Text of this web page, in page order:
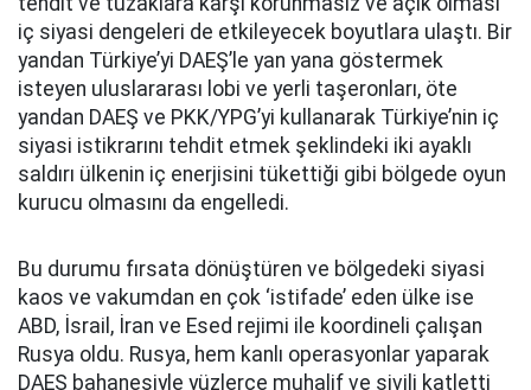
iç siyasi dengeleri de etkileyecek boyutlara ulaştı. Bir
yandan Türkiye’yi DAEŞ’le yan yana göstermek
isteyen uluslararası lobi ve yerli taşeronları, öte
yandan DAEŞ ve PKK/YPG’yi kullanarak Türkiye’nin iç
siyasi istikrarını tehdit etmek şeklindeki iki ayaklı
saldırı ülkenin iç enerjisini tükettiği gibi bölgede oyun
kurucu olmasını da engelledi.
Bu durumu fırsata dönüştüren ve bölgedeki siyasi
kaos ve vakumdan en çok ‘istifade’ eden ülke ise
ABD, İsrail, İran ve Esed rejimi ile koordineli çalışan
Rusya oldu. Rusya, hem kanlı operasyonlar yaparak
DAEŞ bahanesiyle yüzlerce muhalif ve sivili katletti